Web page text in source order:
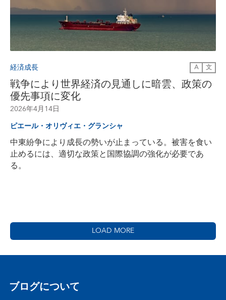
経済成長 A 文
戦争により世界経済の見通しに暗雲、政策の
優先事項に変化
2026年4月14日
ピエール・オリヴィエ・グランシャ
中東紛争により成長の勢いが止まっている。被害を食い
止めるには、適切な政策と国際協調の強化が必要であ
る。
LOAD MORE
ブログについて